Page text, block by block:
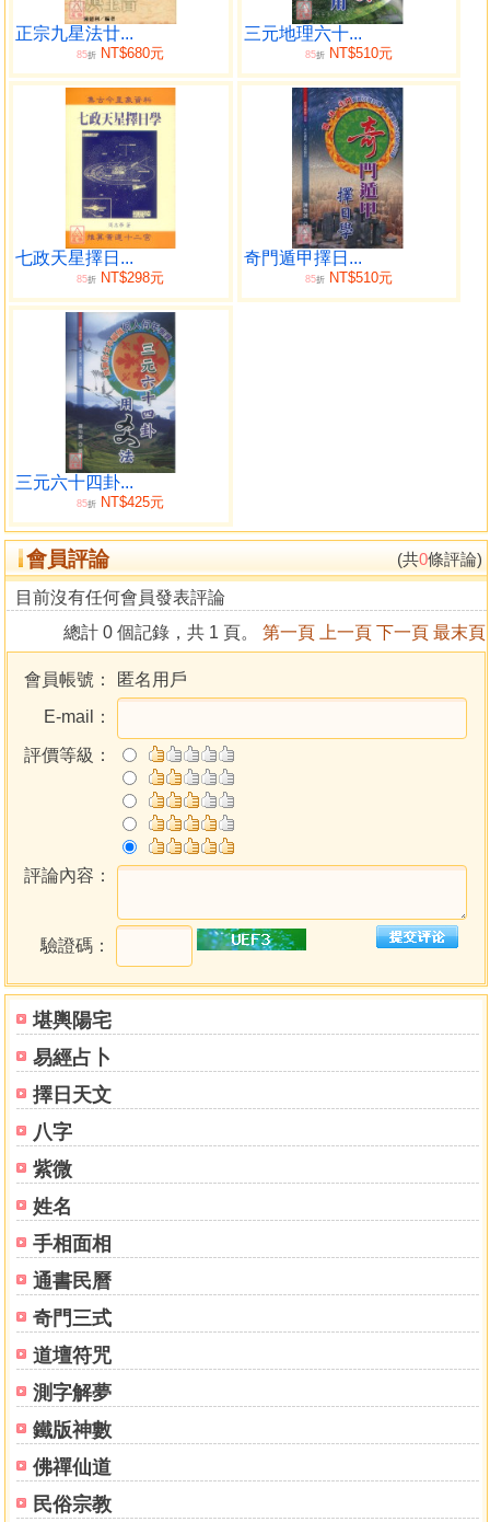
堪輿陽宅
易經占卜
擇日天文
八字
紫微
姓名
手相面相
通書民曆
奇門三式
道壇符咒
測字解夢
鐵版神數
佛禪仙道
民俗宗教
2、3來卜卦」主筆、新生報命理專欄主筆
第一章 九星地理概論
第二章 九星地理基礎
第三章 論龍法
第四章 論砂（山）法
第五章 論水法
附中天水法
第六章 論羅經
第七章 論分金
第八章 九星地理綜合應用
正宗九星法廿...
85折 NT$680元
三元地理六十...
85折NT$510元
七政天星擇日...
85折 NT$298元
奇門遁甲擇日...
85折NT$510元
三元六十四卦...
85折 NT$425元
會員評論 (共0條評論)
目前沒有任何會員發表評論
總計 0 個記錄，共 1 頁。 第一頁 上一頁 下一頁 最末頁
會員帳號：
匿名用戶
E-mail：
評價等級：
評論內容：
驗證碼：